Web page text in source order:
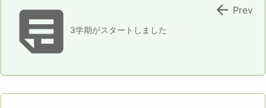
3学期がスタートしました
 Prev